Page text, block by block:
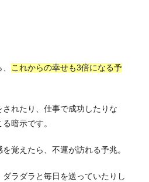
これからの幸せも3倍になる予
れたり、仕事で成功したりな
暗示です。
覚えたら、不運が訪れる予兆。
ラダラと毎日を送っていたりし